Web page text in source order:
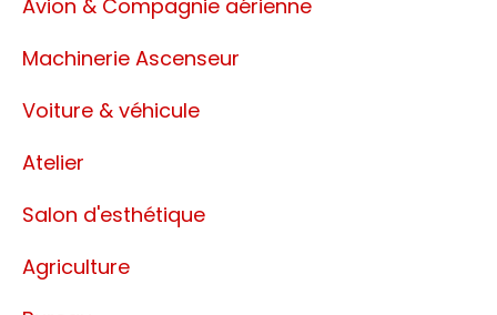
Avion & Compagnie aérienne
Machinerie Ascenseur
Voiture & véhicule
Atelier
Salon d'esthétique
Agriculture